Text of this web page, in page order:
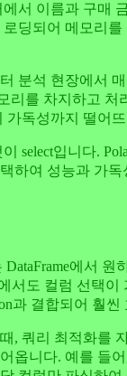
서 이름과 구매
딩되어 메모리를
분석 현장에서
리를 차지하고 처
가독성까지 떨어
select입니다.
하여 성능과 가독
DataFrame에서 원
서도 컬럼 선택이
과 결합되어 훨
, 쿼리 최적화를
옵니다. 예를 들